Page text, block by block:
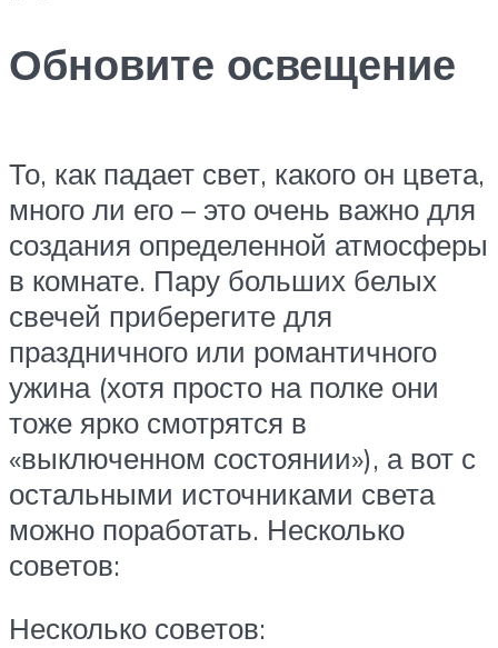
Обновите освещение
То, как падает свет, какого он цвета,
много ли его – это очень важно для
создания определенной атмосферы
в комнате. Пару больших белых
свечей приберегите для
праздничного или романтичного
ужина (хотя просто на полке они
тоже ярко смотрятся в
«выключенном состоянии»), а вот с
остальными источниками света
можно поработать. Несколько
советов:
Несколько советов: